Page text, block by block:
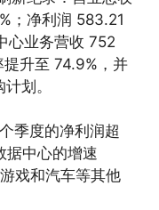
；净利润 583.21
心业务营收 752
升至 74.9%，并
划。
季度的净利润超
据中心的增速
戏和汽车等其他